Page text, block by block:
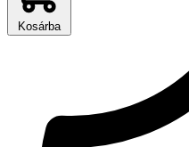
Kosárba